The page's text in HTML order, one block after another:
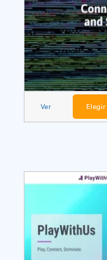
Ver Elegir